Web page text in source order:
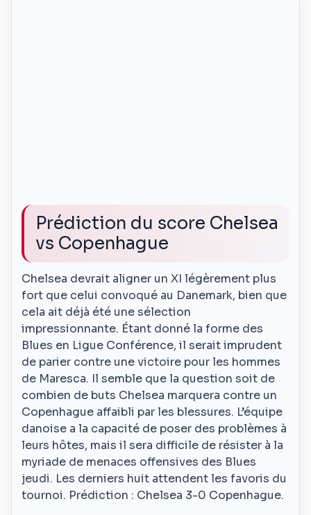
Prédiction du score Chelsea
vs Copenhague
Chelsea devrait aligner un XI légèrement plus
fort que celui convoqué au Danemark, bien que
cela ait déjà été une sélection
impressionnante. Étant donné la forme des
Blues en Ligue Conférence, il serait imprudent
de parier contre une victoire pour les hommes
de Maresca. Il semble que la question soit de
combien de buts Chelsea marquera contre un
Copenhague affaibli par les blessures. L’équipe
danoise a la capacité de poser des problèmes à
leurs hôtes, mais il sera difficile de résister à la
myriade de menaces offensives des Blues
jeudi. Les derniers huit attendent les favoris du
tournoi. Prédiction : Chelsea 3-0 Copenhague.